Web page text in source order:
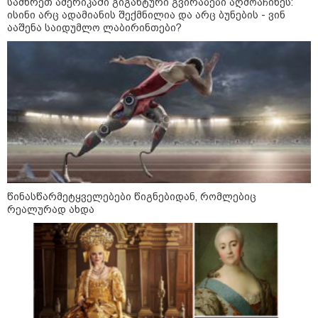
მოზაიკა
11:17 / 08-08-2026
ისინი არც ადამიანის შექმნილია და არც ბუნების - ვინ
ააშენა საიდუმლო ლაბირინთები?
წინასწარმეტყველებები წიგნებიდან, რომლებიც
რეალურად ახდა